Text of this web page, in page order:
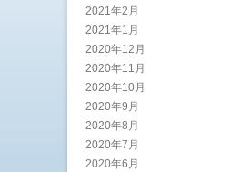
2021年2月
2021年1月
2020年12月
2020年11月
2020年10月
2020年9月
2020年8月
2020年7月
2020年6月